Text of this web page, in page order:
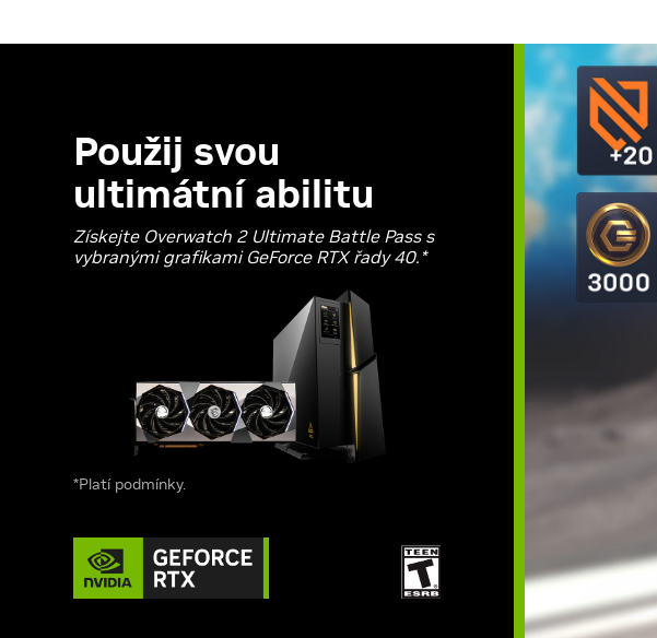
Použij svou
ultimátní abilitu
Získejte Overwatch 2 Ultimate Battle Pass s
vybranými grafikami GeForce RTX řady 40.*
*Platí podmínky.